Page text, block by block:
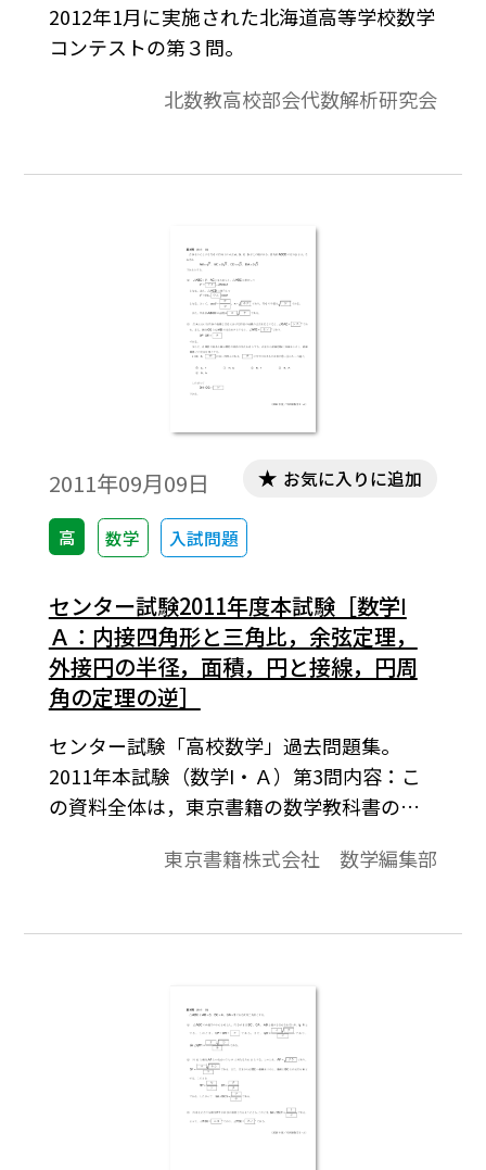
2012年1月に実施された北海道高等学校数学
コンテストの第３問。
北数教高校部会代数解析研究会
2011年09月09日
高 数学 入試問題
お気に入りに追加
センター試験2011年度本試験［数学Ⅰ
Ａ：内接四角形と三角比，余弦定理，
外接円の半径，面積，円と接線，円周
角の定理の逆］
センター試験「高校数学」過去問題集。
2011年本試験（数学I・Ａ）第3問内容：こ
の資料全体は，東京書籍の数学教科書の目
ンター試験問題を分類したものです。この資
と解答で構成されています。※コピーして，
東京書籍株式会社 数学編集部